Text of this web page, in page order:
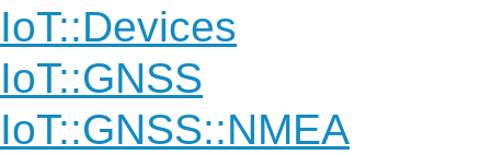
IoT::Devices
IoT::GNSS
IoT::GNSS::NMEA